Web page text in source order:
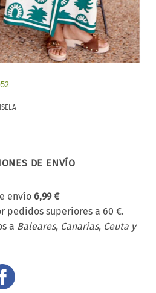
DE ENVÍO
envío 6,99 €
pedidos superiores a 60 €.
a Baleares, Canarias, Ceuta y